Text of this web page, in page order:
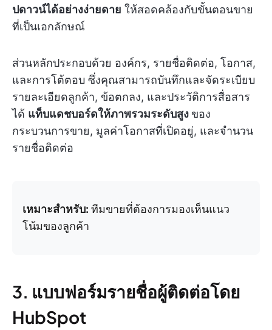
ปดาวน์ได้อย่างง่ายดาย ให้สอดคล้องกับขั้นตอนขาย
ที่เป็นเอกลักษณ์
ส่วนหลักประกอบด้วย องค์กร, รายชื่อติดต่อ, โอกาส,
และการโต้ตอบ ซึ่งคุณสามารถบันทึกและจัดระเบียบ
รายละเอียดลูกค้า, ข้อตกลง, และประวัติการสื่อสาร
ได้ แท็บแดชบอร์ดให้ภาพรวมระดับสูง ของ
กระบวนการขาย, มูลค่าโอกาสที่เปิดอยู่, และจำนวน
รายชื่อติดต่อ
เหมาะสำหรับ: ทีมขายที่ต้องการมองเห็นแนว
โน้มของลูกค้า
3. แบบฟอร์มรายชื่อผู้ติดต่อโดย
HubSpot